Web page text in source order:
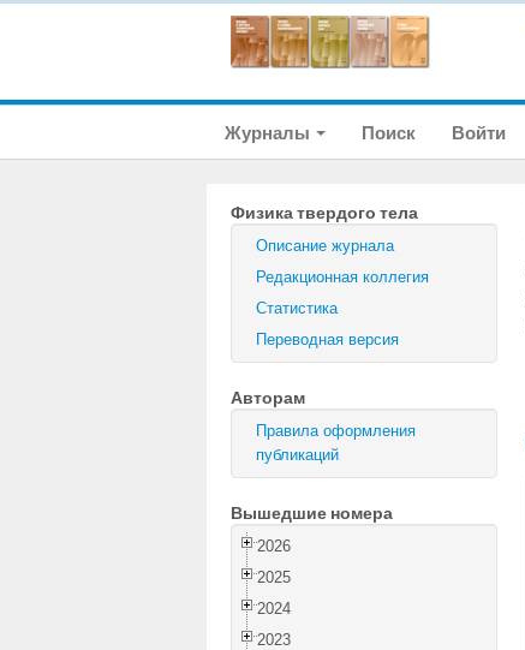
Журналы Поиск Войти
Физика твердого тела
Описание журнала
Редакционная коллегия
Статистика
Переводная версия
Авторам
Правила оформления
публикаций
Вышедшие номера
2026
2025
2024
2023